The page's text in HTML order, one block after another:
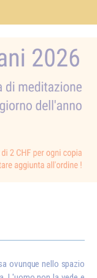
ovunque nello spazio